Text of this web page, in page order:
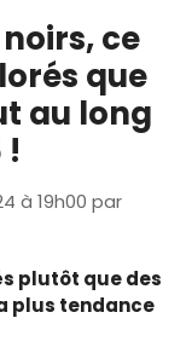
ce
que
au long
!
à 19h00 par
plutôt que des
plus tendance